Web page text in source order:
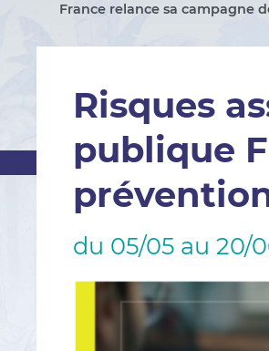
France relance sa campagne
Risques
publique
du 05/05 au 20/